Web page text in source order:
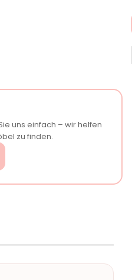
uns einfach – wir helfen
zu finden.